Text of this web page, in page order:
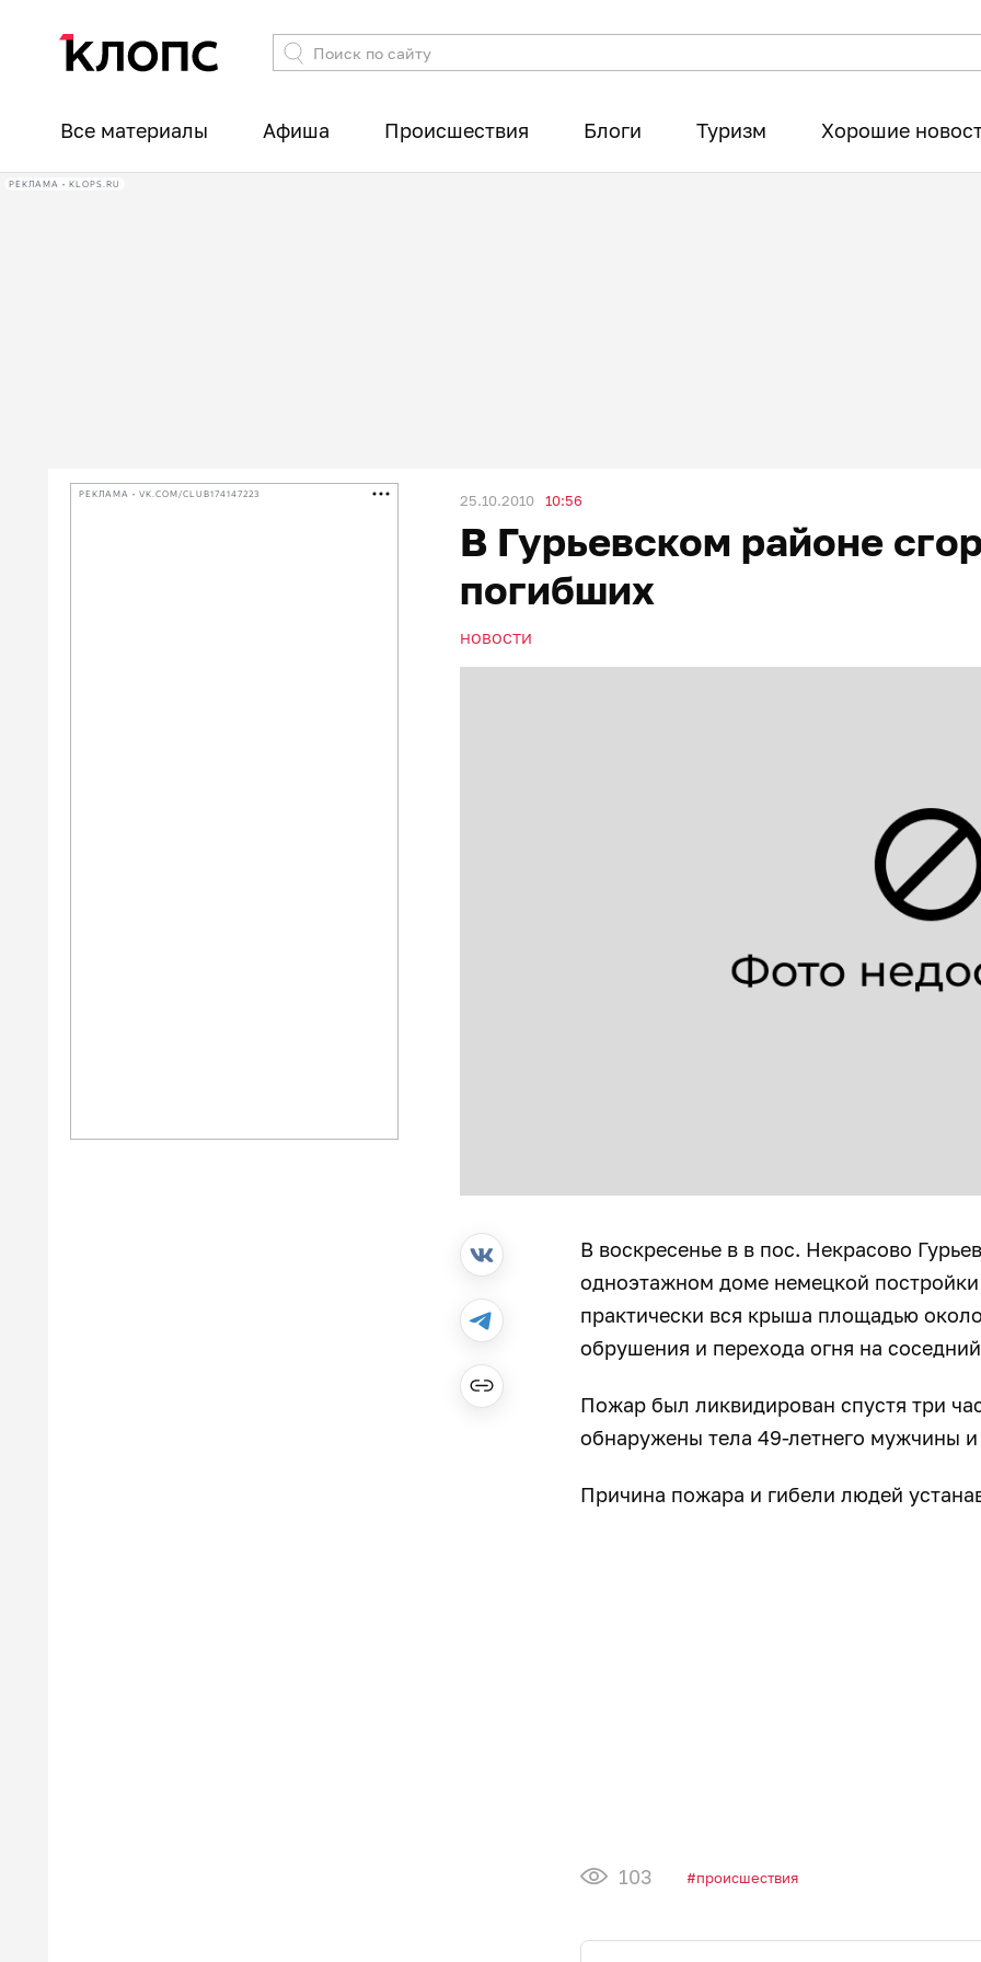
Все материалы Афиша Происшествия Блоги Туризм Хорошие
РЕКЛАМА • KLOPS.RU
РЕКЛАМА • VK.COM/CLUB174147223 25.10.2010 10:56
В Гурьевском районе
погибших
НОВОСТИ
В воскресенье в в пос. Некрасово
одноэтажном доме немецкой
практически вся крыша площадью
обрушения и перехода огня на
Пожар был ликвидирован спустя три
обнаружены тела 49-летнего мужчины
Причина пожара и гибели людей
103 происшествия